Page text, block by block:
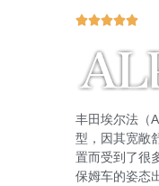

丰田埃尔法（
型，因其宽敞
置而受到了很
保姆车的姿态